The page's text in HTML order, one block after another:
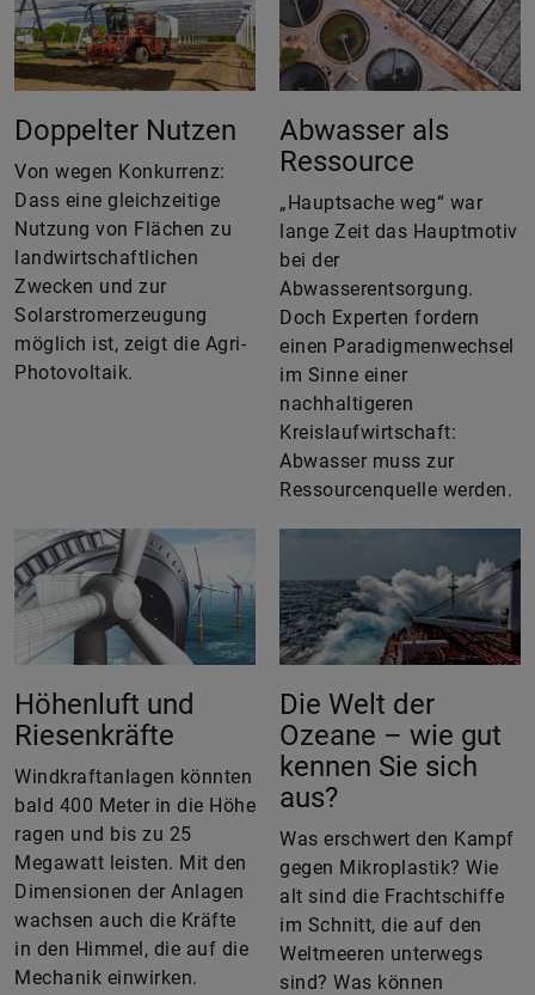
Doppelter Nutzen
Von wegen Konkurrenz:
Dass eine gleichzeitige
Nutzung von Flächen zu
landwirtschaftlichen
Zwecken und zur
Solarstromerzeugung
möglich ist, zeigt die Agri-
Photovoltaik.
Abwasser als
Ressource
„Hauptsache weg“ war
lange Zeit das Hauptmotiv
bei der
Abwasserentsorgung.
Doch Experten fordern
einen Paradigmenwechsel
im Sinne einer
nachhaltigeren
Kreislaufwirtschaft:
Abwasser muss zur
Ressourcenquelle werden.
Höhenluft und
Riesenkräfte
Windkraftanlagen könnten
bald 400 Meter in die Höhe
ragen und bis zu 25
Megawatt leisten. Mit den
Dimensionen der Anlagen
wachsen auch die Kräfte
in den Himmel, die auf die
Mechanik einwirken.
Die Welt der
Ozeane – wie gut
kennen Sie sich
aus?
Was erschwert den Kampf
gegen Mikroplastik? Wie
alt sind die Frachtschiffe
im Schnitt, die auf den
Weltmeeren unterwegs
sind? Was können